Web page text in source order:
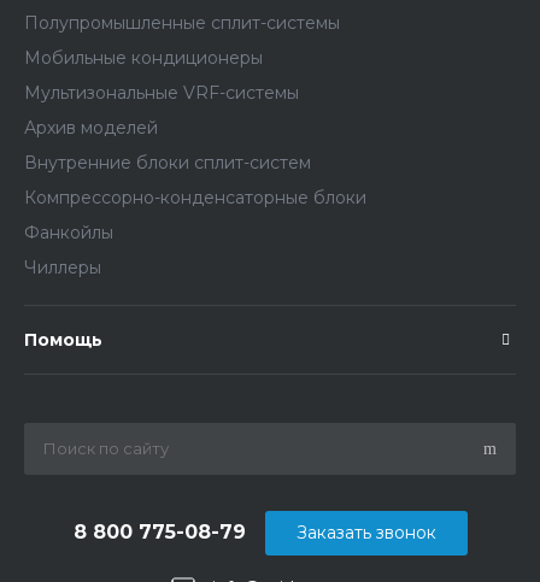
Полупромышленные сплит-системы
Мобильные кондиционеры
Мультизональные VRF-системы
Архив моделей
Внутренние блоки сплит-систем
Компрессорно-конденсаторные блоки
Фанкойлы
Чиллеры
Помощь
8 800 775-08-79 Заказать звонок